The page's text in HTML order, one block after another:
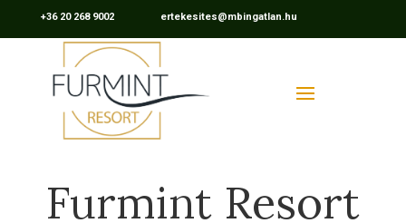
+36 20 268 9002 ertekesites@mbingatlan.hu
Furmint Resort